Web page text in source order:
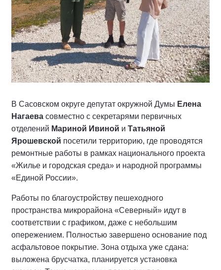
В Сасовском округе депутат окружной Думы Елена
Нагаева совместно с секретарями первичных
отделений Мариной Ивиной и Татьяной
Ярошевской посетили территорию, где проводятся
ремонтные работы в рамках национального проекта
«Жилье и городская среда» и народной программы
«Единой России».
Работы по благоустройству пешеходного
пространства микрорайона «Северный» идут в
соответствии с графиком, даже с небольшим
опережением. Полностью завершено основание под
асфальтовое покрытие. Зона отдыха уже сдана:
выложена брусчатка, планируется установка